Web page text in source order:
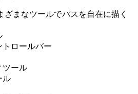
ざまなツールでパスを自在に描く
トロールバー
ツール
ル